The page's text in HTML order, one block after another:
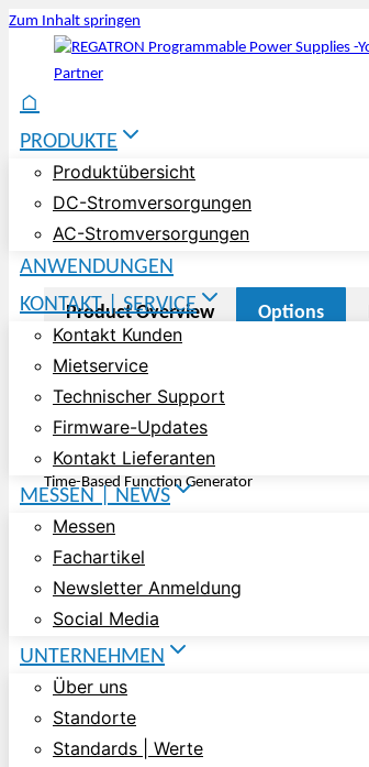
Zum Inhalt springen
⌂
PRODUKTE
Produktübersicht
DC-Stromversorgungen
AC-Stromversorgungen
ANWENDUNGEN
KONTAKT | SERVICE
Kontakt Kunden
Mietservice
Technischer Support
Firmware-Updates
Kontakt Lieferanten
MESSEN | NEWS
Messen
Fachartikel
Newsletter Anmeldung
Social Media
UNTERNEHMEN
Über uns
Standorte
Standards | Werte
Product Overview Options
Options and
Time-Based Function Generator